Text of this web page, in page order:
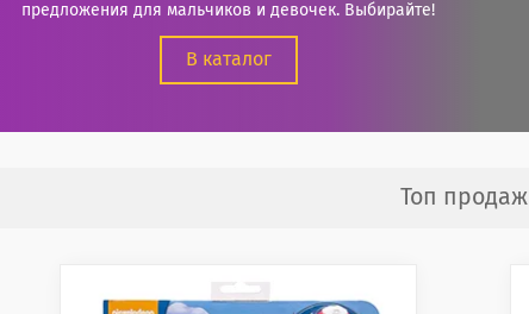
предложения для мальчиков и девочек. Выбирайте!
В каталог
Топ продаж